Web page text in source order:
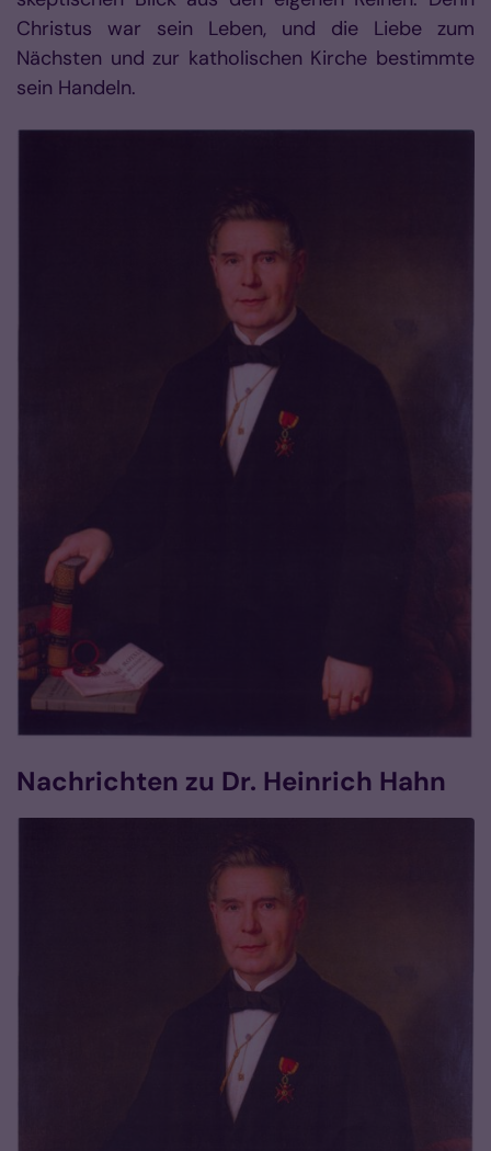
Christus war sein Leben, und die Liebe zum
Nächsten und zur katholischen Kirche bestimmte
sein Handeln.
Nachrichten zu Dr. Heinrich Hahn